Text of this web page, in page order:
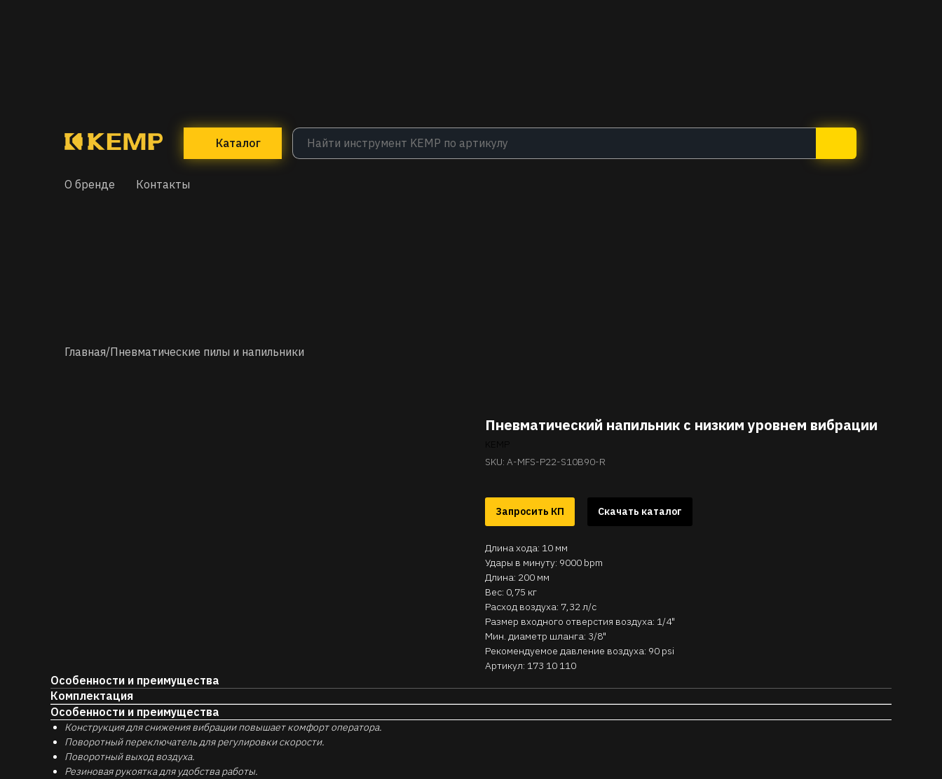
Каталог
О бренде Контакты
Главная/Пневматические пилы и напильники
Пневматический напильник с низким уровнем вибрации
SKU: A-MFS-P22-S10B90-R
Запросить КП Скачать каталог
Длина хода: 10 мм
Удары в минуту: 9000 bpm
Длина: 200 мм
Вес: 0,75 кг
Расход воздуха: 7,32 л/с
Размер входного отверстия воздуха: 1/4"
Мин. диаметр шланга: 3/8"
Рекомендуемое давление воздуха: 90 psi
Артикул: 173 10 110
Особенности и преимущества
Комплектация
Особенности и преимущества
Конструкция для снижения вибрации повышает комфорт оператора.
Поворотный переключатель для регулировки скорости.
Поворотный выход воздуха.
Резиновая рукоятка для удобства работы.